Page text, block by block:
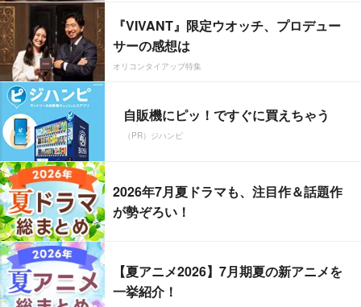
『VIVANT』限定ウオッチ、プロデュー
サーの感想は
オリコンタイアップ特集
自販機にピッ！ですぐに買えちゃう
（PR）ジハンピ
2026年7月夏ドラマも、注目作＆話題作
が勢ぞろい！
【夏アニメ2026】7月期夏の新アニメを
一挙紹介！